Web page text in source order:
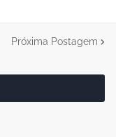
Próxima Postagem